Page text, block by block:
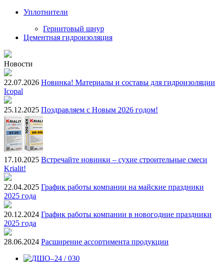
Уплотнители
Гернитовый шнур
Цементная гидроизоляция
Новости
22.07.2026 Новинка! Материалы и составы для гидроизоляции
Icopal
25.12.2025 Поздравляем с Новым 2026 годом!
17.10.2025 Встречайте новинки – сухие строительные смеси
Krialit!
22.04.2025 График работы компании на майские праздники
2025 года
20.12.2024 График работы компании в новогодние праздники
2025 года
28.06.2024 Расширение ассортимента продукции